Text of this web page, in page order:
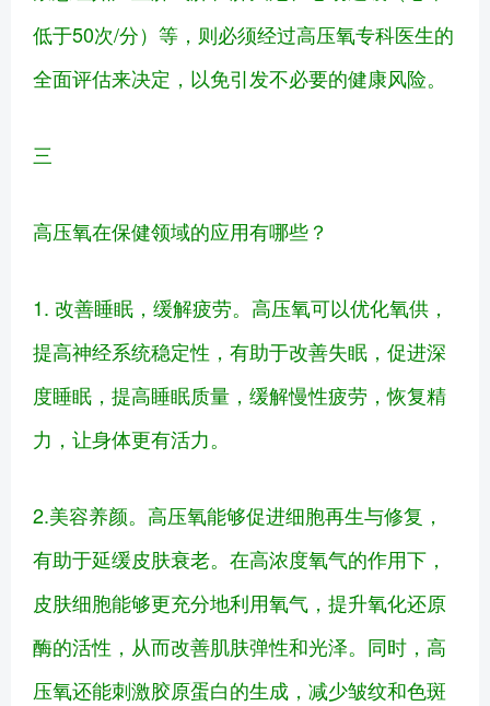
低于50次/分）等，则必须经过高压氧专科医生的
全面评估来决定，以免引发不必要的健康风险。
三
高压氧在保健领域的应用有哪些？
1. 改善睡眠，缓解疲劳。高压氧可以优化氧供，
提高神经系统稳定性，有助于改善失眠，促进深
度睡眠，提高睡眠质量，缓解慢性疲劳，恢复精
力，让身体更有活力。
2.美容养颜。高压氧能够促进细胞再生与修复，
有助于延缓皮肤衰老。在高浓度氧气的作用下，
皮肤细胞能够更充分地利用氧气，提升氧化还原
酶的活性，从而改善肌肤弹性和光泽。同时，高
压氧还能刺激胶原蛋白的生成，减少皱纹和色斑